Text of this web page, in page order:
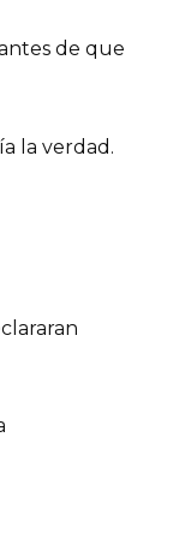
de que
la verdad.